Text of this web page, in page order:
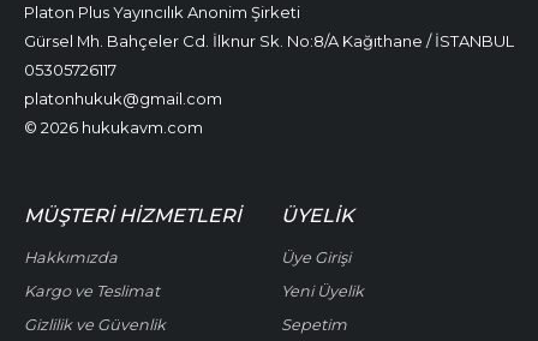
Platon Plus Yayıncılık Anonim Şirketi
Gürsel Mh. Bahçeler Cd. İlknur Sk. No:8/A Kağıthane / İSTANBUL
05305726117
platonhukuk@gmail.com
© 2026 hukukavm.com
MÜŞTERI HIZMETLERI
Hakkımızda
Kargo ve Teslimat
Gizlilik ve Güvenlik
ÜYELIK
Üye Girişi
Yeni Üyelik
Sepetim